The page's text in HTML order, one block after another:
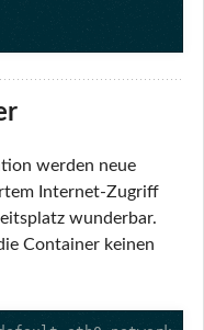
werden neue
Internet-Zugriff
wunderbar.
Container keinen